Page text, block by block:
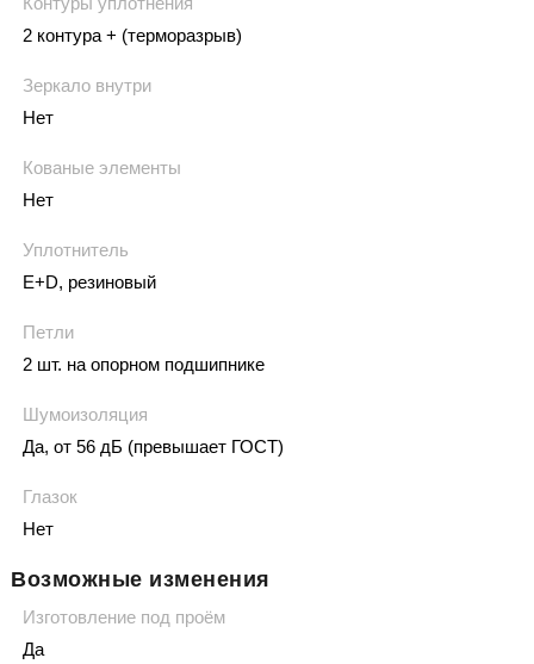
2 контура + (терморазрыв)
Зеркало внутри
Нет
Кованые элементы
Нет
Уплотнитель
E+D, резиновый
Петли
2 шт. на опорном подшипнике
Шумоизоляция
Да, от 56 дБ (превышает ГОСТ)
Глазок
Нет
Возможные изменения
Изготовление под проём
Да